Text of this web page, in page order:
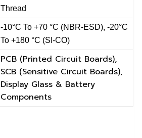
Thread
-10°C To +70 °C (NBR-ESD), -20°C
To +180 °C (SI-CO)
PCB (Printed Circuit Boards),
SCB (Sensitive Circuit Boards),
Display Glass & Battery
Components